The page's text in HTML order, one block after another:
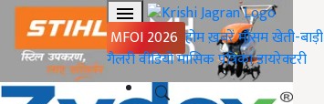
MFOI 2026 होमख़बरेंमौसमखेती-बाड़ी
गैलरीवीडियोमासिक पत्रिकाडायरेक्टरी